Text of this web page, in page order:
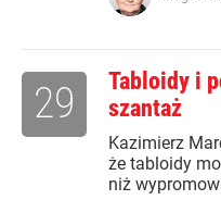
Tabloidy i
szantaż
Kazimierz
że tabloidy
niż
29